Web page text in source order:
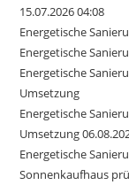
15.07.2026 04:08
Energetische
Energetische
Energetische
Umsetzung
Energetische
Umsetzung
Energetische
Sonnenkaufhaus